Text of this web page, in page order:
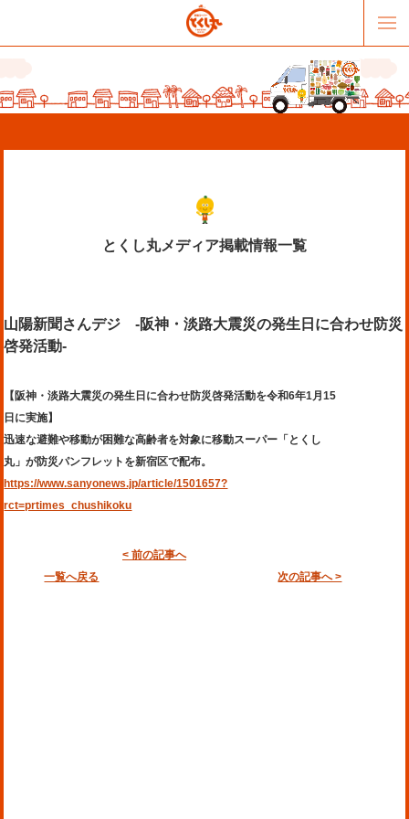
オススメリンク テーマソング
とくし丸メディア掲載情報一覧
山陽新聞さんデジ -阪神・淡路大震災の発生日に合わせ防災
啓発活動-
【阪神・淡路大震災の発生日に合わせ防災啓発活動を令和6年1月15
日に実施】
迅速な避難や移動が困難な高齢者を対象に移動スーパー「とくし
丸」が防災パンフレットを新宿区で配布。
https://www.sanyonews.jp/article/1501657?
rct=prtimes_chushikoku
< 前の記事へ
一覧へ戻る
次の記事へ >